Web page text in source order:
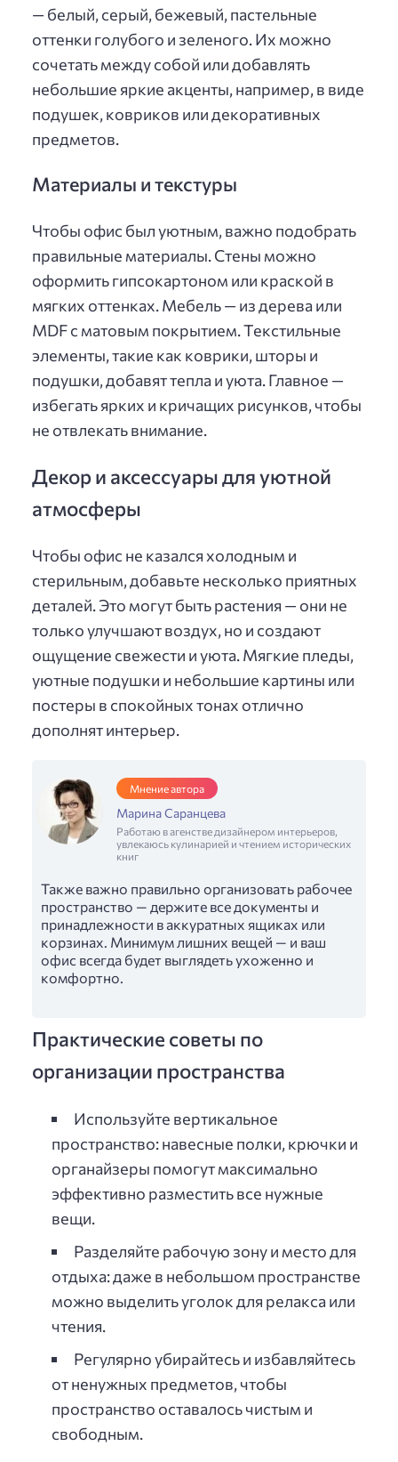
— белый, серый, бежевый, пастельные
оттенки голубого и зеленого. Их можно
сочетать между собой или добавлять
небольшие яркие акценты, например, в виде
подушек, ковриков или декоративных
предметов.
Материалы и текстуры
Чтобы офис был уютным, важно подобрать
правильные материалы. Стены можно
оформить гипсокартоном или краской в
мягких оттенках. Мебель — из дерева или
MDF с матовым покрытием. Текстильные
элементы, такие как коврики, шторы и
подушки, добавят тепла и уюта. Главное —
избегать ярких и кричащих рисунков, чтобы
не отвлекать внимание.
Декор и аксессуары для уютной
атмосферы
Чтобы офис не казался холодным и
стерильным, добавьте несколько приятных
деталей. Это могут быть растения — они не
только улучшают воздух, но и создают
ощущение свежести и уюта. Мягкие пледы,
уютные подушки и небольшие картины или
постеры в спокойных тонах отлично
дополнят интерьер.
Мнение автора
Марина Саранцева
Работаю в агенстве дизайнером интерьеров,
увлекаюсь кулинарией и чтением исторических
книг
Также важно правильно организовать рабочее
пространство — держите все документы и
принадлежности в аккуратных ящиках или
корзинах. Минимум лишних вещей — и ваш
офис всегда будет выглядеть ухоженно и
комфортно.
Практические советы по
организации пространства
Используйте вертикальное
пространство: навесные полки, крючки и
органайзеры помогут максимально
эффективно разместить все нужные
вещи.
Разделяйте рабочую зону и место для
отдыха: даже в небольшом пространстве
можно выделить уголок для релакса или
чтения.
Регулярно убирайтесь и избавляйтесь
от ненужных предметов, чтобы
пространство оставалось чистым и
свободным.